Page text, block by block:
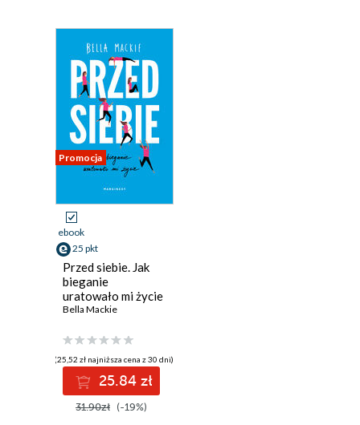
Promocja
ebook
25 pkt
Przed siebie. Jak
bieganie
uratowało mi życie
Bella Mackie
(25,52 zł najniższa cena z 30 dni)
25.84 zł
31.90zł (-19%)